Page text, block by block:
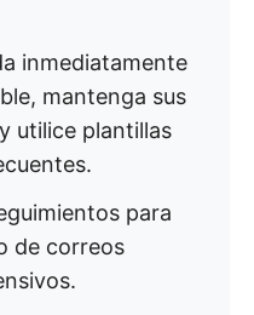
inmediatamente
mantenga sus
utilice plantillas
para
de correos